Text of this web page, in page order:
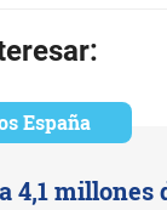
España
4,1 millones